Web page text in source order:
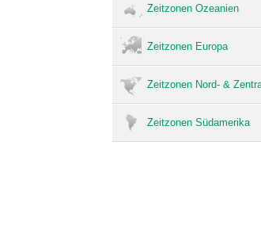
Zeitzonen Ozeanien
Zeitzonen Europa
Zeitzonen Nord- &
Zeitzonen Südamerika